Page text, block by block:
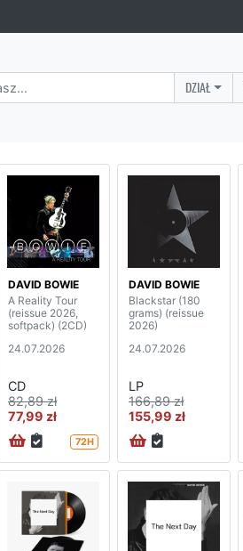
DZIAŁ
DAVID BOWIE
A Reality Tour
(reissue 2026,
softpack) (2CD)
24.07.2026
CD
82,89 zł
77,99 zł
72H
DAVID BOWIE
Blackstar (180
grams) (reissue
2026)
24.07.2026
LP
166,89 zł
155,99 zł